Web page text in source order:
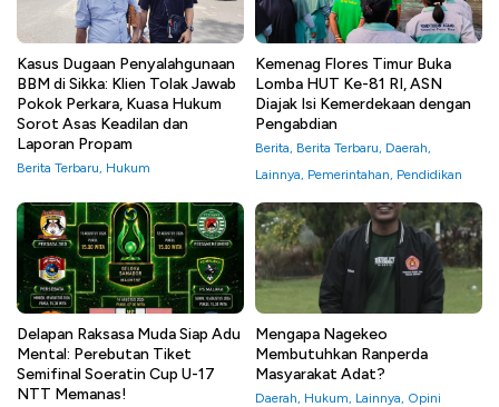
Kasus Dugaan Penyalahgunaan
BBM di Sikka: Klien Tolak Jawab
Pokok Perkara, Kuasa Hukum
Sorot Asas Keadilan dan
Laporan Propam
Berita Terbaru, Hukum
Kemenag Flores Timur Buka
Lomba HUT Ke-81 RI, ASN
Diajak Isi Kemerdekaan dengan
Pengabdian
Berita, Berita Terbaru, Daerah,
Lainnya, Pemerintahan, Pendidikan
Delapan Raksasa Muda Siap Adu
Mental: Perebutan Tiket
Semifinal Soeratin Cup U-17
NTT Memanas!
Mengapa Nagekeo
Membutuhkan Ranperda
Masyarakat Adat?
Daerah, Hukum, Lainnya, Opini